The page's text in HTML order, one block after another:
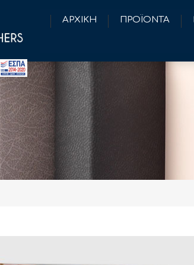
ΑΡΧΙΚΗ ΠΡΟΪΟΝΤΑ